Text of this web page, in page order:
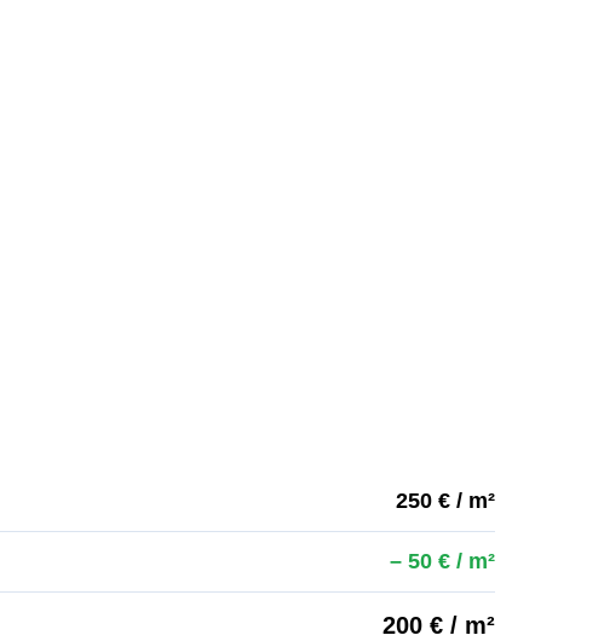
250 € / m²
– 50 € / m²
200 € / m²